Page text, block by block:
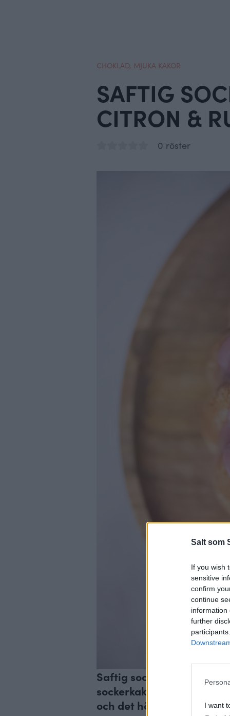
Salt som
If you wish
sensitive
confirm
continue
information
further
I want
CHOKLAD, MJUKA KAKOR
SAFTIG
CITRON &
0 röster
Saftig sockerkaka med
sockerkaka med en liten
och det höjer smaken på